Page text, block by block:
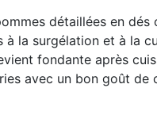
détaillées en dés
la surgélation et à la
fondante après
avec un bon goût de